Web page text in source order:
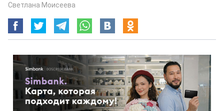
Светлана Моисеева